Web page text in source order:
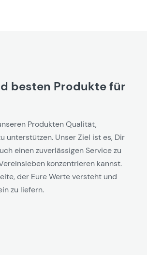
besten Produkte für
Produkten Qualität,
unterstützen. Unser Ziel ist es, Dir
einen zuverlässigen Service zu
konzentrieren kannst.
der Eure Werte versteht und
zu liefern.